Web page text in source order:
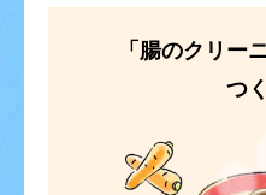
「腸のクリー
つ